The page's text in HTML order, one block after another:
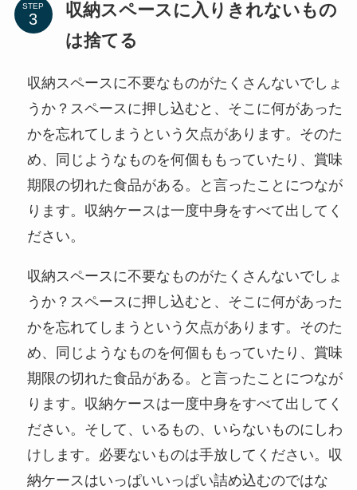
STEP
収納スペースに入りきれないもの
は捨てる
収納スペースに不要なものがたくさんないでしょ
うか？スペースに押し込むと、そこに何があった
かを忘れてしまうという欠点があります。そのた
め、同じようなものを何個ももっていたり、賞味
期限の切れた食品がある。と言ったことにつなが
ります。収納ケースは一度中身をすべて出してく
ださい。
収納スペースに不要なものがたくさんないでしょ
うか？スペースに押し込むと、そこに何があった
かを忘れてしまうという欠点があります。そのた
め、同じようなものを何個ももっていたり、賞味
期限の切れた食品がある。と言ったことにつなが
ります。収納ケースは一度中身をすべて出してく
ださい。そして、いるもの、いらないものにしわ
けします。必要ないものは手放してください。収
納ケースはいっぱいいっぱい詰め込むのではな